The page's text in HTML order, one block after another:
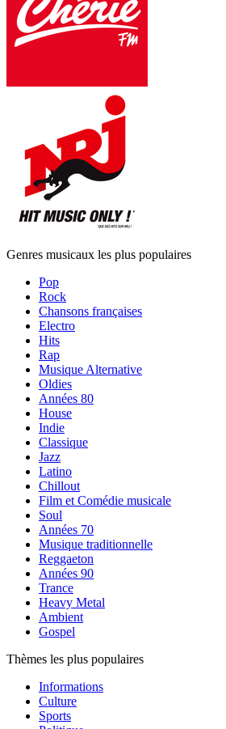
Genres musicaux les plus populaires
Pop
Rock
Chansons françaises
Electro
Hits
Rap
Musique Alternative
Oldies
Années 80
House
Indie
Classique
Jazz
Latino
Chillout
Film et Comédie musicale
Soul
Années 70
Musique traditionnelle
Reggaeton
Années 90
Trance
Heavy Metal
Ambient
Gospel
Thèmes les plus populaires
Informations
Culture
Sports